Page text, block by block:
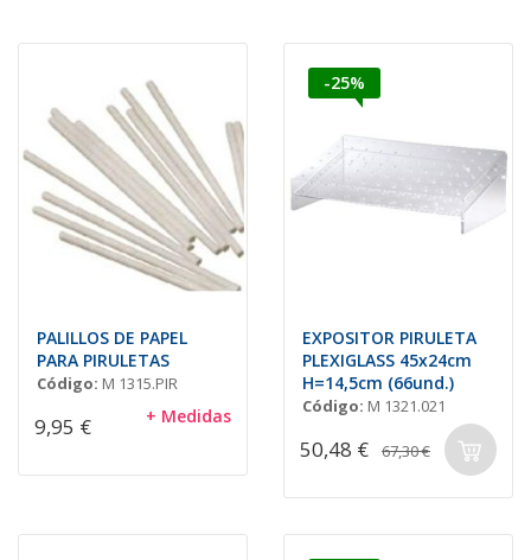
PALILLOS DE PAPEL
PARA PIRULETAS
Código: M 1315.PIR
9,95 € + Medidas
-25%
EXPOSITOR PIRULETA
PLEXIGLASS 45x24cm
H=14,5cm (66und.)
Código: M 1321.021
50,48 € 67,30 €